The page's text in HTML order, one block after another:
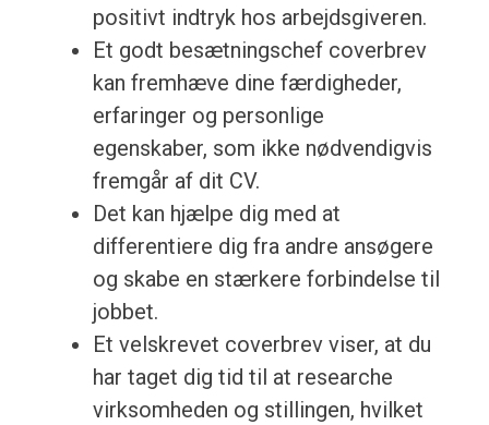
positivt indtryk hos arbejdsgiveren.
Et godt besætningschef coverbrev
kan fremhæve dine færdigheder,
erfaringer og personlige
egenskaber, som ikke nødvendigvis
fremgår af dit CV.
Det kan hjælpe dig med at
differentiere dig fra andre ansøgere
og skabe en stærkere forbindelse til
jobbet.
Et velskrevet coverbrev viser, at du
har taget dig tid til at researche
virksomheden og stillingen, hvilket